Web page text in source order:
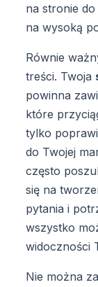
na stronie
na wysoką
Równie
treści. Twoja
powinna
które
tylko
do Twojej
często
się na
pytania i
wszystko
widoczności
Nie można